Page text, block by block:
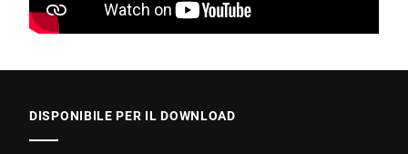
DISPONIBILE PER IL DOWNLOAD